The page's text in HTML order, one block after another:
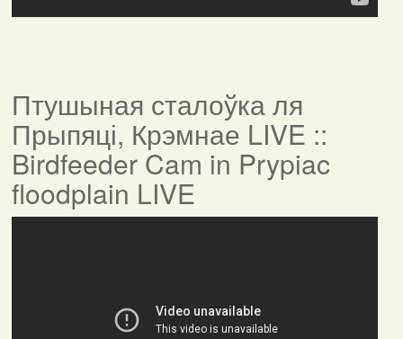
Птушыная сталоўка ля
Прыпяці, Крэмнае LIVE ::
Birdfeeder Cam in Prypiac
floodplain LIVE